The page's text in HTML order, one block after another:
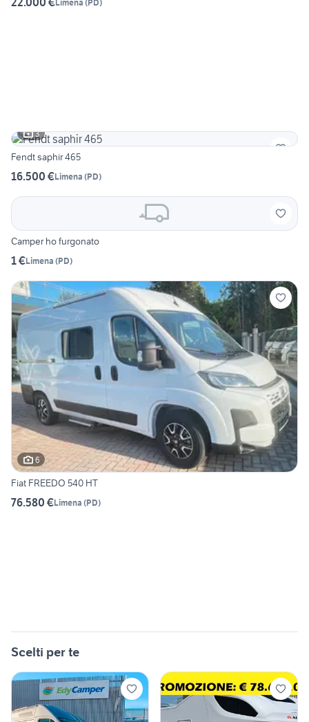
Limena (PD)
3
Fendt saphir 465
16.500 €Limena (PD)
Camper ho furgonato
1 €Limena (PD)
6
Fiat FREEDO 540 HT
76.580 €Limena (PD)
Scelti per te